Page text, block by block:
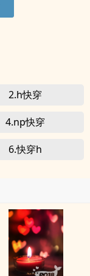
2.h快穿
4.np快穿
6.快穿h